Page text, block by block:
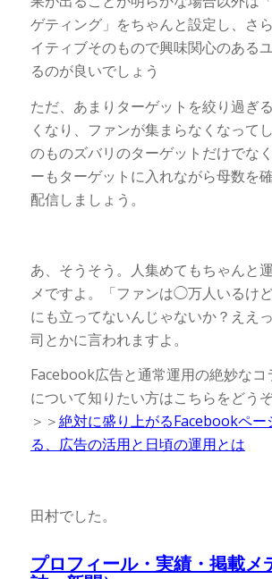
ゲティング」をちゃんと設定し、さ
イティブそのもので興味関心のある
るのが良いでしょう
ただ、あまりターゲットを絞り過ぎ
くなり、ファンが集まらなくなって
のものズバリのターゲットだけでな
ーもターゲットに入れながら母数を
配信しましょう。
あ、そうそう。人集めてもちゃんと
メですよ。「ファンは◯万人いるけ
にも立ってないんじゃないか？ええ
司とかに言われますよ。
Facebook広告と通常運用の絶妙なコ
について知りたい方はこちらをどうぞ
＞＞絶対に盛り上がるFacebookペー
る、広告の活用と日頃の運用とは
田村でした。
プロフィール・実績・掲載メ